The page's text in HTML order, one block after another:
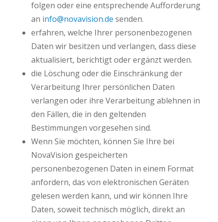
folgen oder eine entsprechende Aufforderung
an info@novavision.de senden.
erfahren, welche Ihrer personenbezogenen
Daten wir besitzen und verlangen, dass diese
aktualisiert, berichtigt oder ergänzt werden.
die Löschung oder die Einschränkung der
Verarbeitung Ihrer persönlichen Daten
verlangen oder ihre Verarbeitung ablehnen in
den Fällen, die in den geltenden
Bestimmungen vorgesehen sind.
Wenn Sie möchten, können Sie Ihre bei
NovaVision gespeicherten
personenbezogenen Daten in einem Format
anfordern, das von elektronischen Geräten
gelesen werden kann, und wir können Ihre
Daten, soweit technisch möglich, direkt an